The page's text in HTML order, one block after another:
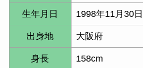
生年月日 1998年11月30日
出身地 大阪府
身長 158cm